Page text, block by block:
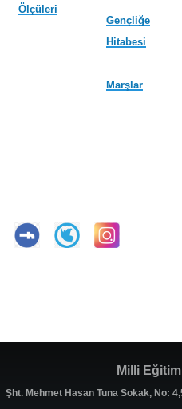
Ölçüleri
Gençliğe
Hitabesi
Marşlar
Milli Eğitim
Şht. Mehmet Hasan Tuna Sokak, No: